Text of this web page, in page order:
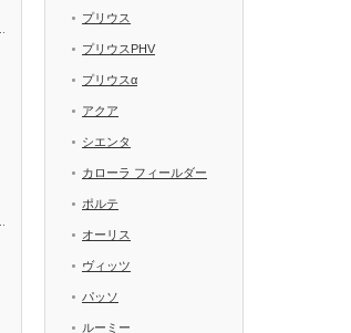
プリウス
プリウスPHV
プリウスα
アクア
シエンタ
カローラ フィールダー
ポルテ
オーリス
ヴィッツ
パッソ
ルーミー